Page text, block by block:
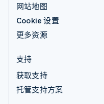
网站地图
Cookie 设置
更多资源
支持
获取支持
托管支持方案